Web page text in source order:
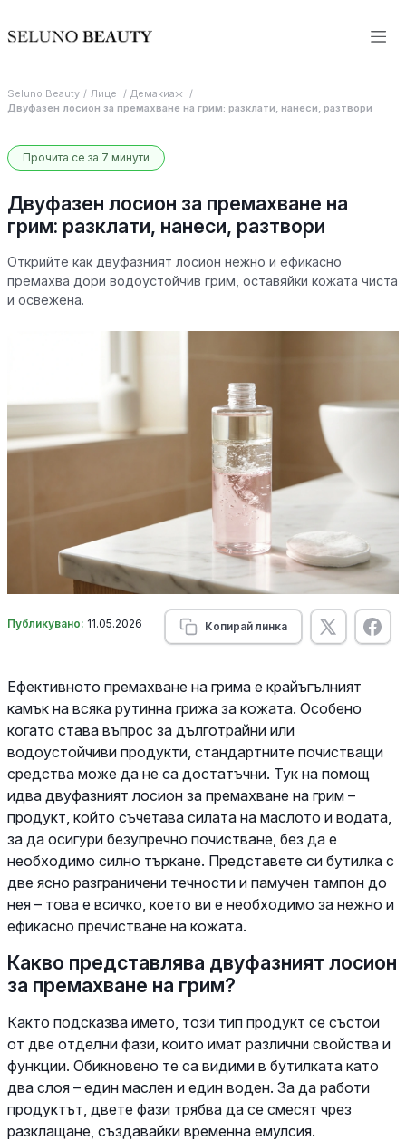
Seluno Beauty Лице
Демакиаж
Двуфазен лосион за премахване на грим: разклати, нанеси, разтвори
Прочита се за 7 минути
Двуфазен лосион за премахване на
грим: разклати, нанеси, разтвори
Открийте как двуфазният лосион нежно и ефикасно
премахва дори водоустойчив грим, оставяйки кожата чиста
и освежена.
Публикувано: 11.05.2026 Копирай линка
Ефективното премахване на грима е крайъгълният
камък на всяка рутинна грижа за кожата. Особено
когато става въпрос за дълготрайни или
водоустойчиви продукти, стандартните почистващи
средства може да не са достатъчни. Тук на помощ
идва двуфазният лосион за премахване на грим –
продукт, който съчетава силата на маслото и водата,
за да осигури безупречно почистване, без да е
необходимо силно търкане. Представете си бутилка с
две ясно разграничени течности и памучен тампон до
нея – това е всичко, което ви е необходимо за нежно и
ефикасно пречистване на кожата.
Какво представлява двуфазният лосион
за премахване на грим?
Както подсказва името, този тип продукт се състои
от две отделни фази, които имат различни свойства и
функции. Обикновено те са видими в бутилката като
два слоя – един маслен и един воден. За да работи
продуктът, двете фази трябва да се смесят чрез
разклащане, създавайки временна емулсия.